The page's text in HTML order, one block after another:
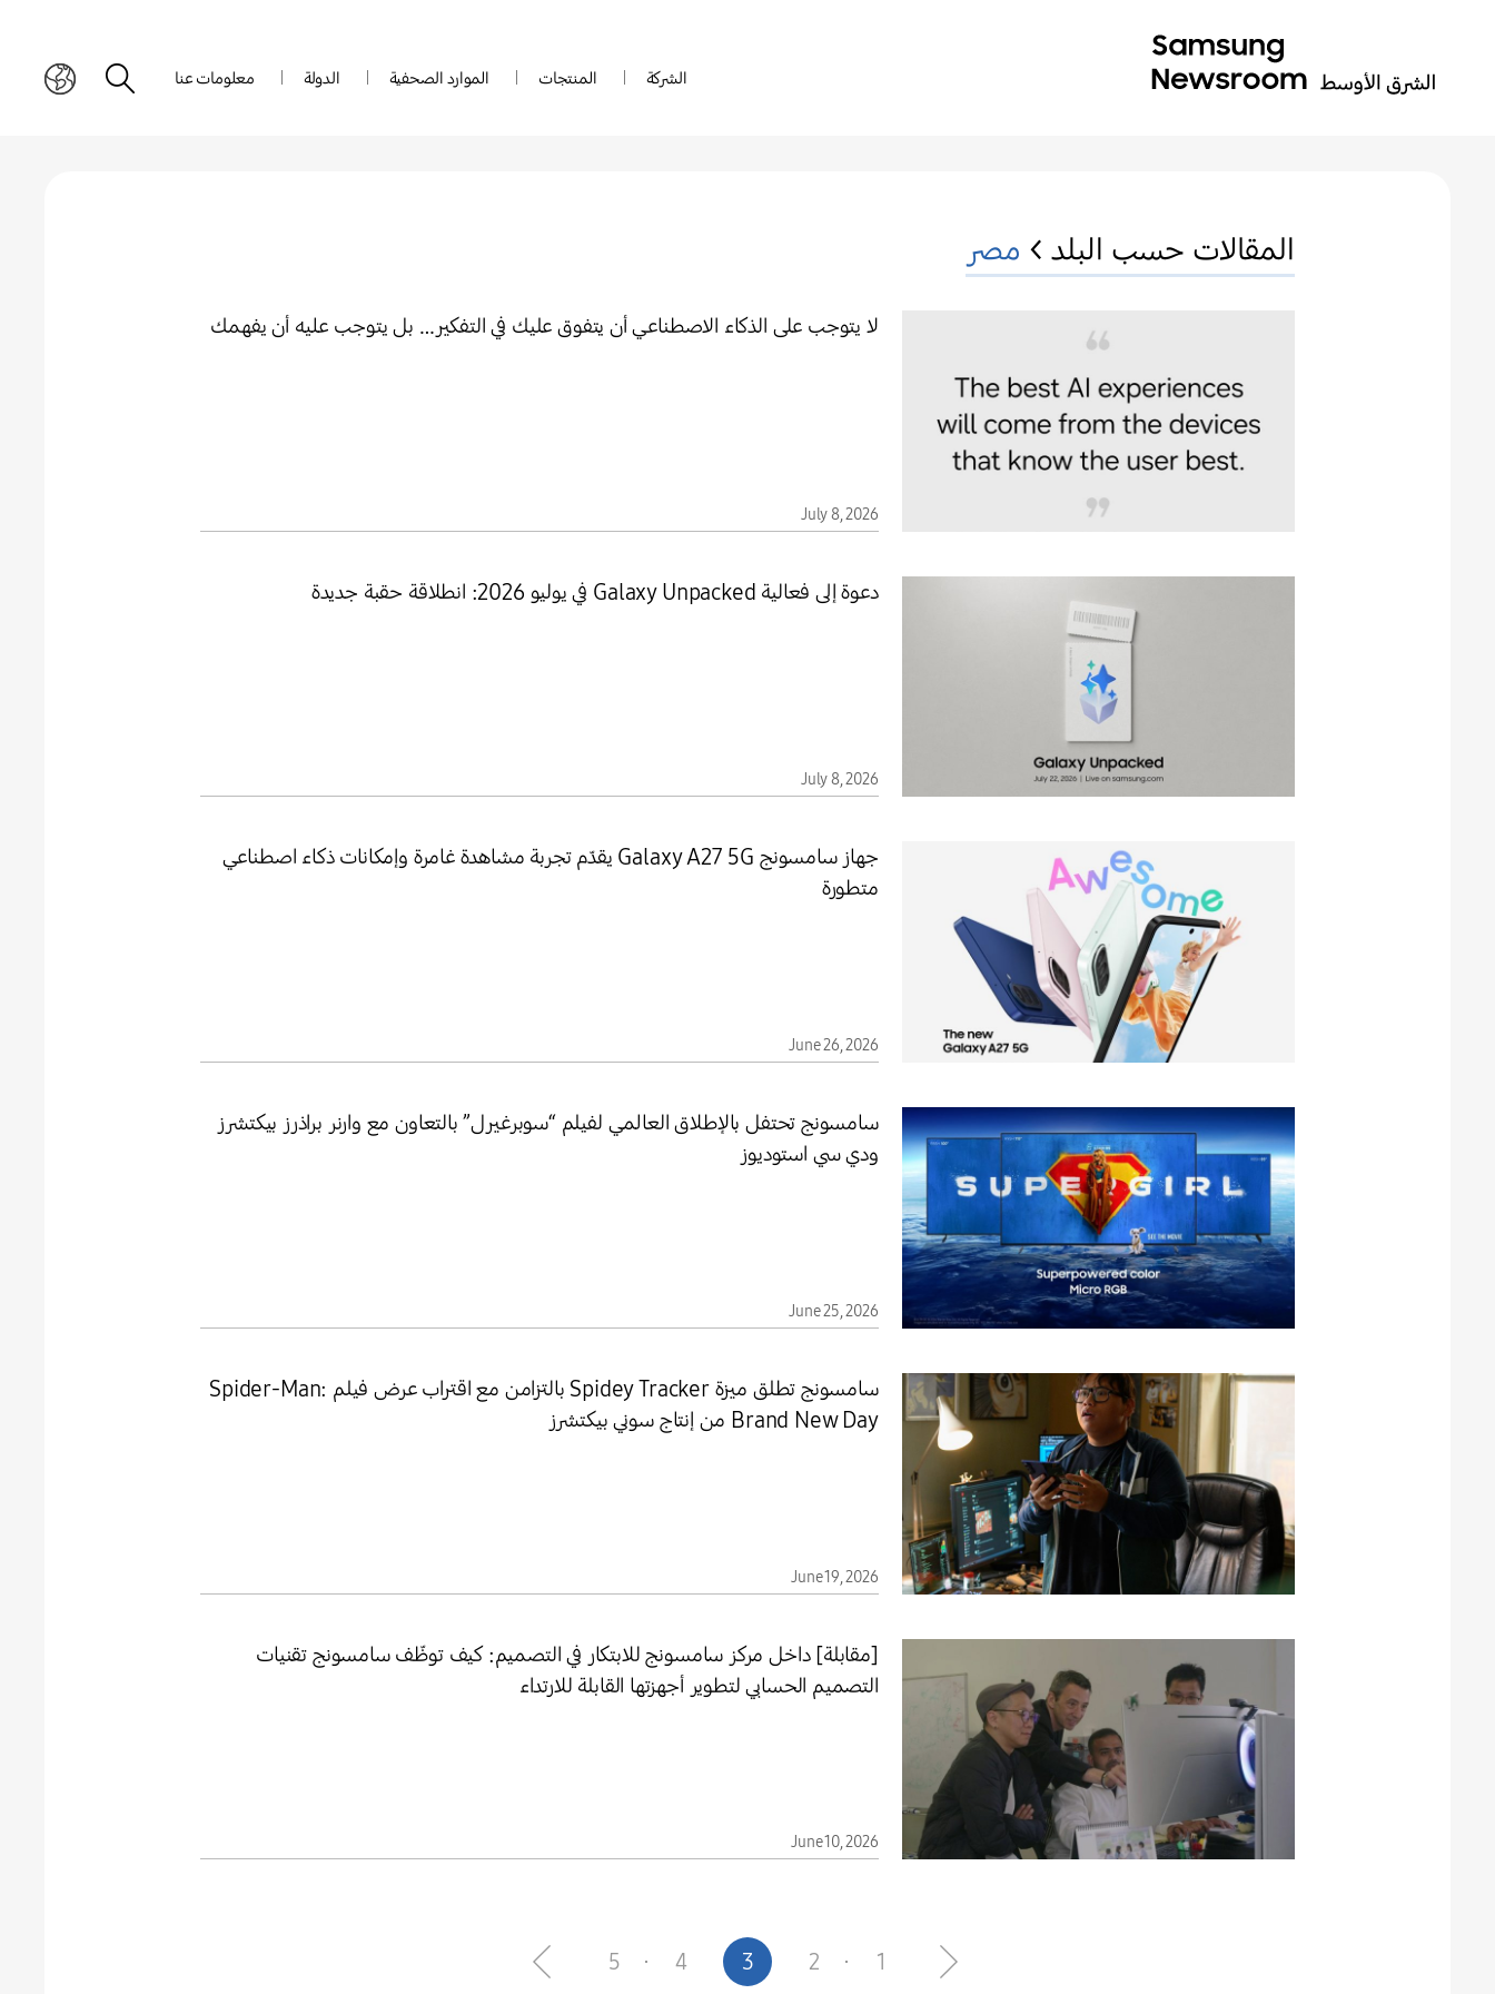
الشركة المنتجات الموارد الصحفية الدولة معلومات عنا
المقالات حسب البلد > مصر
لا يتوجب على الذكاء الاصطناعي أن يتفوق عليك في التفكير… بل يتوجب عليه أن يفهمك
July 8, 2026
دعوة إلى فعالية Galaxy Unpacked في يوليو 2026: انطلاقة حقبة جديدة
July 8, 2026
جهاز سامسونج Galaxy A27 5G يقدّم تجربة مشاهدة غامرة وإمكانات ذكاء اصطناعي
متطورة
June 26, 2026
سامسونج تحتفل بالإطلاق العالمي لفيلم “سوبرغيرل” بالتعاون مع وارنر براذرز بيكتشرز
ودي سي استوديوز
June 25, 2026
سامسونج تطلق ميزة Spidey Tracker بالتزامن مع اقتراب عرض فيلم Spider-Man:
Brand New Day من إنتاج سوني بيكتشرز
June 19, 2026
[مقابلة] داخل مركز سامسونج للابتكار في التصميم: كيف توظّف سامسونج تقنيات
التصميم الحسابي لتطوير أجهزتها القابلة للارتداء
June 10, 2026
1
2
3
4
5